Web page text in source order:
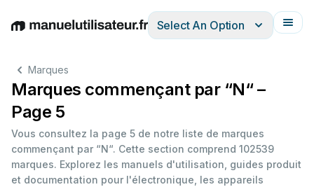
EnglishDeutschEspañolItalianoFrançais
Select An Option
Marques
Marques commençant par “N“ –
Page 5
Vous consultez la page 5 de notre liste de marques
commençant par “N“. Cette section comprend 102539
marques. Explorez les manuels d'utilisation, guides produit
et documentation pour l'électronique, les appareils